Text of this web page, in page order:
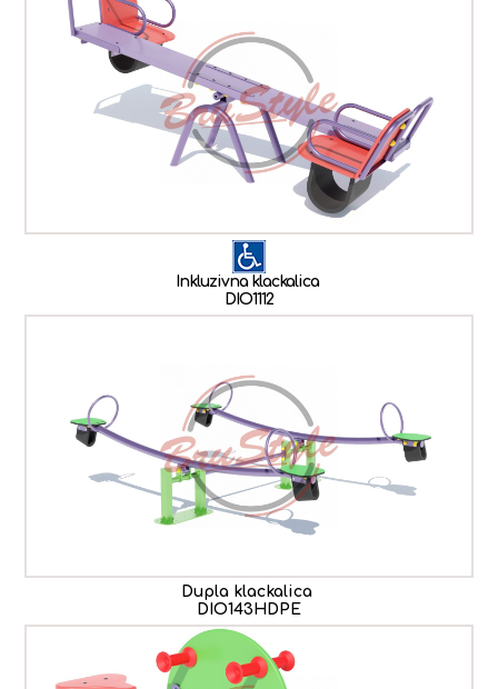
Inkluzivna klackalica
DIO1112
Dupla klackalica
DIO143HDPE